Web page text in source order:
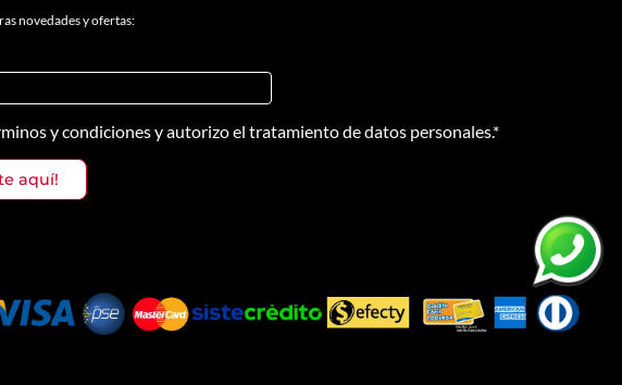
novedades y ofertas:
y condicionesyautorizo el tratamiento de datos personales.*